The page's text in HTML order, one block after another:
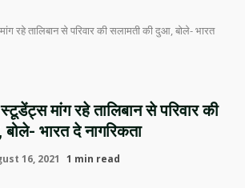
रहे तालिबान से परिवार की सलामती की दुआ, बोले- भारत
मांग रहे तालिबान से परिवार की
भारत दे नागरिकता
16, 2021 1 min read